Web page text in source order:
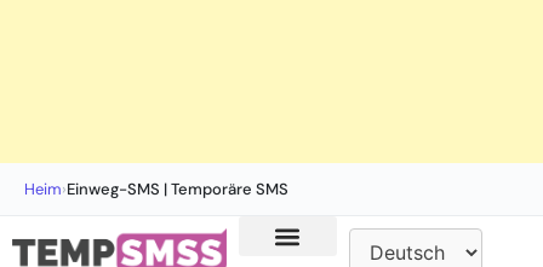
Heim›Einweg-SMS | Temporäre SMS